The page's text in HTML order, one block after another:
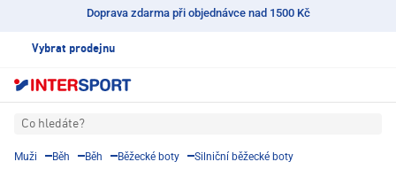
Doprava zdarma při objednávce nad 1500 Kč
Vybrat prodejnu
Co hledáte?
Muži Běh Běh Běžecké boty Silniční běžecké boty